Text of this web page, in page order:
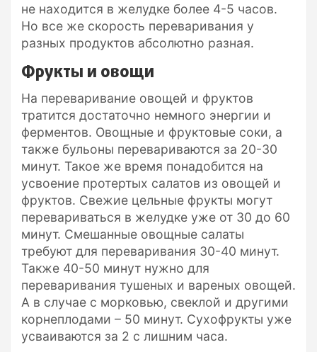
не находится в желудке более 4-5 часов.
Но все же скорость переваривания у
разных продуктов абсолютно разная.
Фрукты и овощи
На переваривание овощей и фруктов
тратится достаточно немного энергии и
ферментов. Овощные и фруктовые соки, а
также бульоны перевариваются за 20-30
минут. Такое же время понадобится на
усвоение протертых салатов из овощей и
фруктов. Свежие цельные фрукты могут
перевариваться в желудке уже от 30 до 60
минут. Смешанные овощные салаты
требуют для переваривания 30-40 минут.
Также 40-50 минут нужно для
переваривания тушеных и вареных овощей.
А в случае с морковью, свеклой и другими
корнеплодами – 50 минут. Сухофрукты уже
усваиваются за 2 с лишним часа.